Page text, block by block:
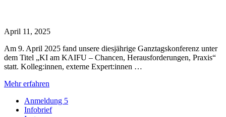
April 11, 2025
Am 9. April 2025 fand unsere diesjährige Ganztagskonferenz unter
dem Titel „KI am KAIFU – Chancen, Herausforderungen, Praxis“
statt. Kolleg:innen, externe Expert:innen …
Mehr erfahren
Anmeldung 5
Infobrief